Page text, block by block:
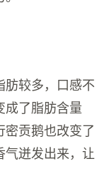
肪较多，口感不
成了脂肪含量
密贡鹅也改变了
气迸发出来，让